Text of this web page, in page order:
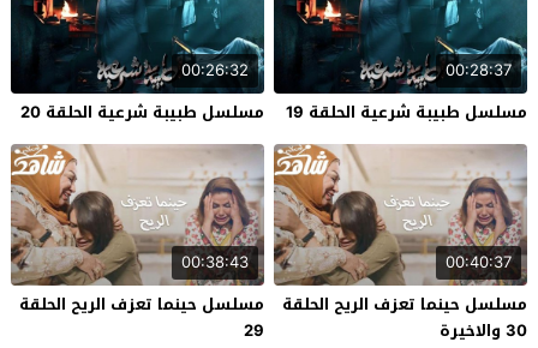
00:28:37
مسلسل طبيبة شرعية الحلقة 19
00:26:32
مسلسل طبيبة شرعية الحلقة 20
00:40:37
مسلسل حينما تعزف الريح الحلقة
30 والاخيرة
00:38:43
مسلسل حينما تعزف الريح الحلقة
29